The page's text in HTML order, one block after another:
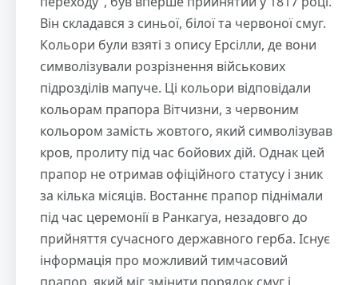
Він складався з синьої, білої та червоної смуг.
Кольори були взяті з опису Ерсілли, де вони
символізували розрізнення військових
підрозділів мапуче. Ці кольори відповідали
кольорам прапора Вітчизни, з червоним
кольором замість жовтого, який символізував
кров, пролиту під час бойових дій. Однак цей
прапор не отримав офіційного статусу і зник
за кілька місяців. Востаннє прапор піднімали
під час церемонії в Ранкагуа, незадовго до
прийняття сучасного державного герба. Існує
інформація про можливий тимчасовий